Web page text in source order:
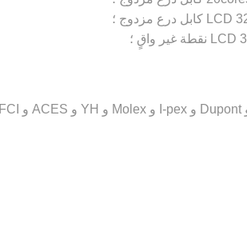
موصلات JAE و HRS و JST و AMP و Dupont و I-pex و Molex و YH و ACES و FCI